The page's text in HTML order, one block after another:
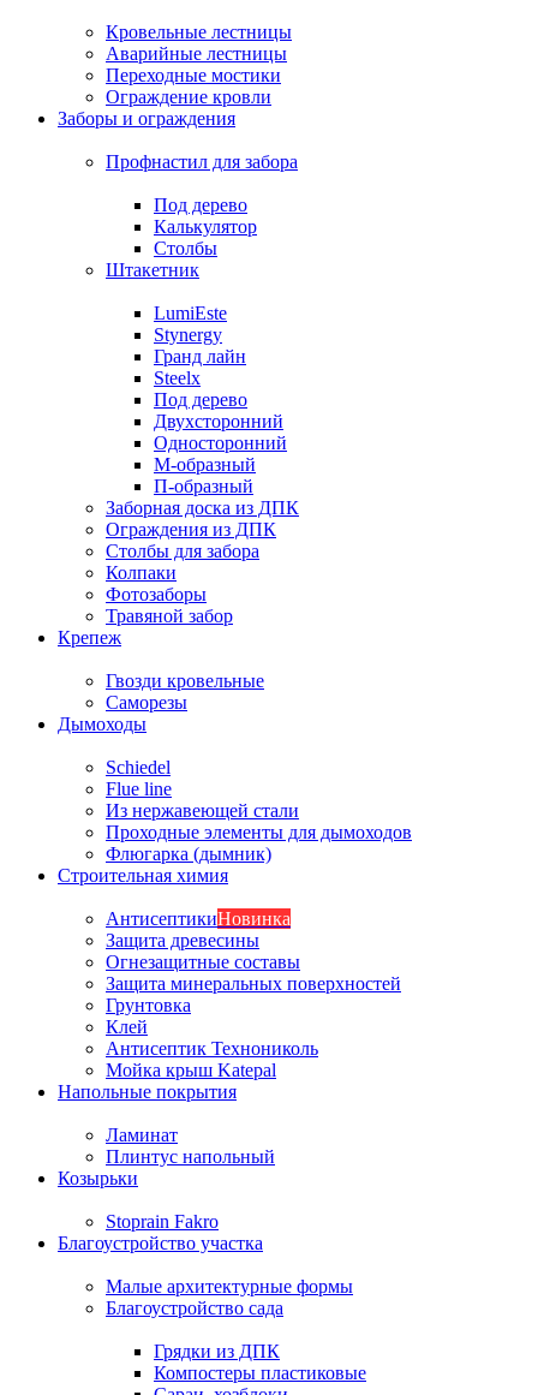
Кровельные лестницы
Аварийные лестницы
Переходные мостики
Ограждение кровли
Заборы и ограждения
Профнастил для забора
Под дерево
Калькулятор
Столбы
Штакетник
LumiEste
Stynergy
Гранд лайн
Steelx
Под дерево
Двухсторонний
Односторонний
М-образный
П-образный
Заборная доска из ДПК
Ограждения из ДПК
Столбы для забора
Колпаки
Фотозаборы
Травяной забор
Крепеж
Гвозди кровельные
Саморезы
Дымоходы
Schiedel
Flue line
Из нержавеющей стали
Проходные элементы для дымоходов
Флюгарка (дымник)
Строительная химия
АнтисептикиНовинка
Защита древесины
Огнезащитные составы
Защита минеральных поверхностей
Грунтовка
Клей
Антисептик Технониколь
Мойка крыш Katepal
Напольные покрытия
Ламинат
Плинтус напольный
Козырьки
Stoprain Fakro
Благоустройство участка
Малые архитектурные формы
Благоустройство сада
Грядки из ДПК
Компостеры пластиковые